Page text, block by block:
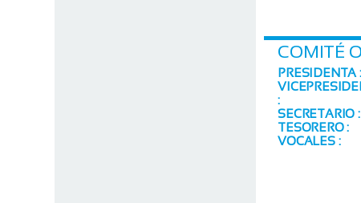
COMITÉ
PRESIDENTA :
:
SECRETARIO :
TESORERO :
VOCALES :